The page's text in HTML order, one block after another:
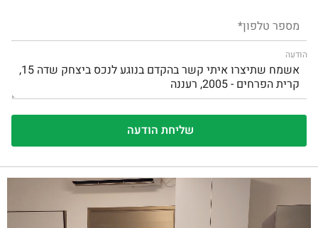
הודעה